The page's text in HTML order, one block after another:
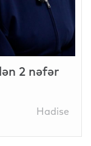
2 nəfər
Hadise